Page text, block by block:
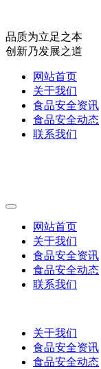
品质为立足之本
创新乃发展之道
网站首页
关于我们
食品安全资讯
食品安全动态
联系我们
网站首页
关于我们
食品安全资讯
食品安全动态
联系我们
关于我们
食品安全资讯
食品安全动态